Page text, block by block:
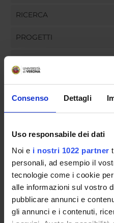
Consenso Dettagli
Uso responsabile dei dati
Noi e i nostri 1022 partner
personali, ad esempio il
tecnologie come i cookie
alle informazioni sul vostro
pubblicare annunci e
gli annunci e i contenuti,
RICERCA
PROGETTI
PUBBLICAZIONI
INCARICHI
ORGANIZZAZIONE
GOVERNANCE
COMMISSIONI
UFFICI E STRUTTURE DI